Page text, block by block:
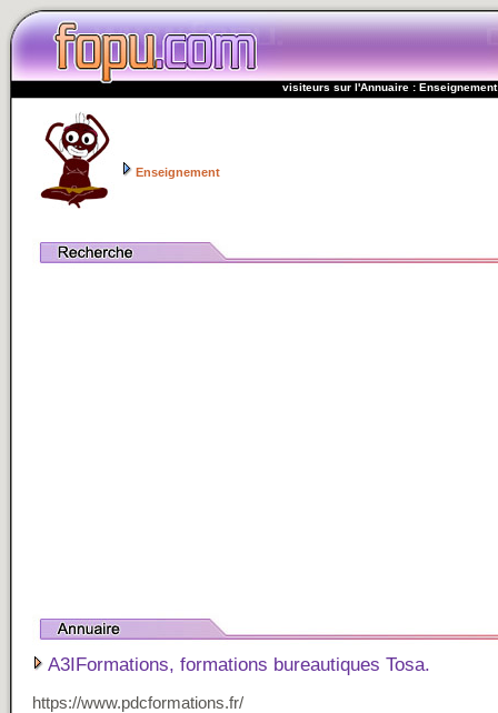
visiteurs sur l'Annuaire : Enseignement
Enseignement
A3IFormations, formations bureautiques Tosa.
https://www.pdcformations.fr/